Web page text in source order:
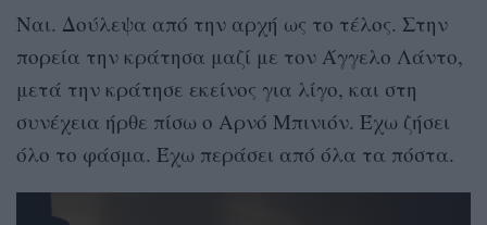
Ναι. Δούλεψα από την αρχή ως το τέλος. Στην
πορεία την κράτησα μαζί με τον Άγγελο Λάντο,
μετά την κράτησε εκείνος για λίγο, και στη
συνέχεια ήρθε πίσω ο Αρνό Μπινιόν. Έχω ζήσει
όλο το φάσμα. Έχω περάσει από όλα τα πόστα.